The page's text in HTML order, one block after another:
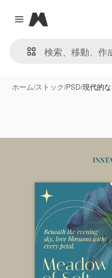
Close menu
Magnific
ホーム/ストック/PSD/現代的